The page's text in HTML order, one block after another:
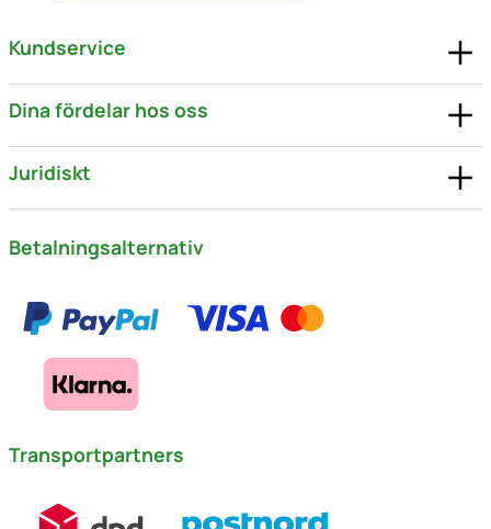
Kundservice
Dina fördelar hos oss
Juridiskt
Betalningsalternativ
Transportpartners